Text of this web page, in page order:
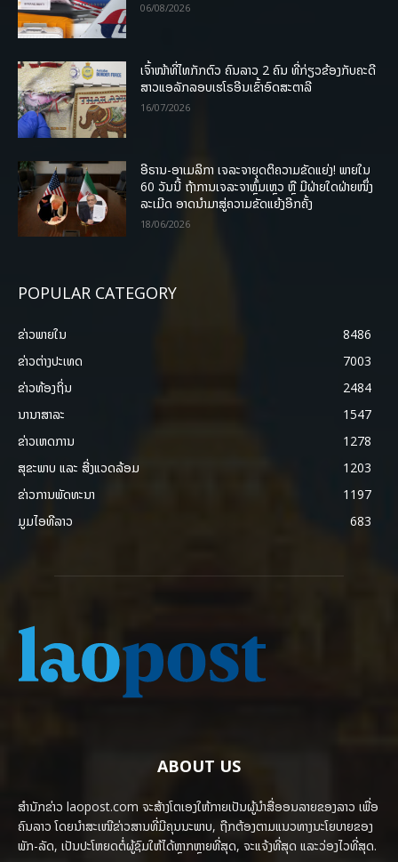
06/08/2026
ເຈົ້າໜ້າທີ່ໄທກັກຕົວ ຄົນລາວ 2 ຄົນ ທີ່ກ່ຽວຂ້ອງກັບຄະດີ
ສາວແອລັກລອບເຮໂຣອີນເຂົ້າອົດສະຕາລີ
16/07/2026
ອີຣານ-ອາເມລິກາ ເຈລະຈາຍຸດຕິຄວາມຂັດແຍ່ງ! ພາຍໃນ
60 ວັນນີ້ ຖ້າການເຈລະຈາຫຼົ້ມເຫຼວ ຫຼື ມີຝ່າຍໃດຝ່າຍໜຶ່ງ
ລະເມີດ ອາດນໍາມາສູ່ຄວາມຂັດແຍ້ງອີກຄັ້ງ
18/06/2026
POPULAR CATEGORY
ຂ່າວພາຍ​ໃນ
8486
ຂ່າວຕ່າງປະເທດ
7003
ຂ່າວທ້ອງຖິ່ນ
2484
ນານາສາລະ
1547
ຂ່າວເຫດການ
1278
ສຸຂະພາບ ແລະ ສີ່ງແວດລ້ອມ
1203
ຂ່າວການພັດທະນາ
1197
ມູມໄອທີລາວ
683
ABOUT US
ສຳນັກຂ່າວ laopost.com ຈະສ້າງໂຕເອງໃຫ້ກາຍເປັນຜູ້ນຳສື່ອອນລາຍຂອງລາວ ເພື່ອ
ຄົນລາວ ໂດຍນຳສະເໜີຂ່າວສານທີ່ມີຄຸນນະພາບ, ຖືກຕ້ອງຕາມແນວທາງນະໂຍບາຍຂອງ
ພັກ-ລັດ, ເປັນປະໂຫຍດຕໍ່ຜູ້ຊົມໃຫ້ໄດ້ຫຼາກຫຼາຍທີ່ສຸດ, ຈະແຈ້ງທີ່ສຸດ ແລະວ່ອງໄວທີ່ສຸດ.